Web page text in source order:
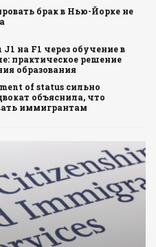
брак в Нью-Йорке не
на F1 через обучение в
практическое решение
образования
of status сильно
объяснила, что
иммигрантам